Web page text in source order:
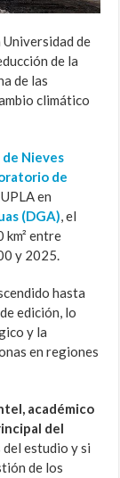
de
de la
de las
climático
Nieves
de
en
(DGA), el
entre
y 2025.
hasta
edición, lo
y la
en regiones
académico
del
estudio y si
de los